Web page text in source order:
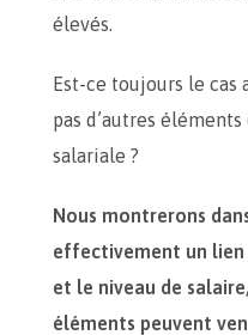
élevés.
Est-ce toujours le cas
pas d’autres
salariale ?
Nous montrerons
effectivement un lien
et le niveau de
éléments peuvent